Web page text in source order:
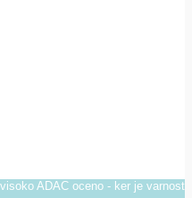
ADAC oceno - ker je varnost